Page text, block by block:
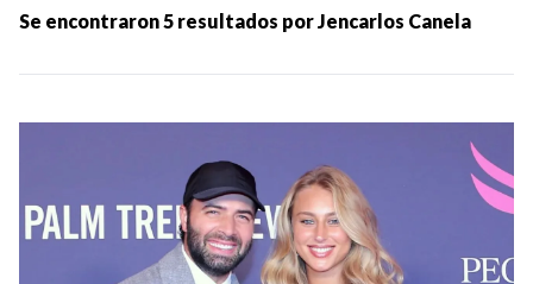
MÁS RECIENTES
MENOS RECIENTES
Se encontraron5 resultados porJencarlos Canela